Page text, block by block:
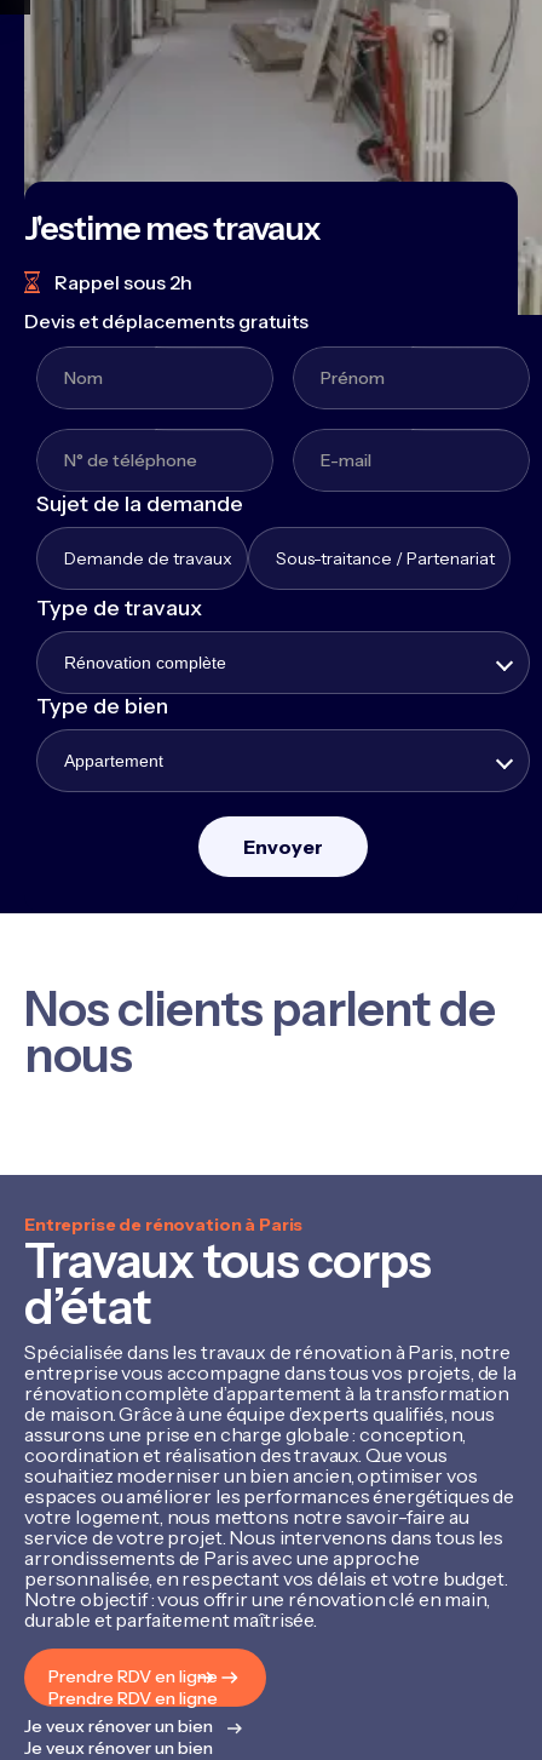
J'estime mes travaux
Rappel sous 2h
Devis et déplacements gratuits
Sujet de la demande
Demande de travaux Sous-traitance / Partenariat
Type de travaux
Rénovation complète
Type de bien
Appartement
Nos clients parlent de
nous
Entreprise de rénovation à Paris
Travaux tous corps
d’état
Spécialisée dans les travaux de rénovation à Paris, notre
entreprise vous accompagne dans tous vos projets, de la
rénovation complète d’appartement à la transformation
de maison. Grâce à une équipe d’experts qualifiés, nous
assurons une prise en charge globale : conception,
coordination et réalisation des travaux. Que vous
souhaitiez moderniser un bien ancien, optimiser vos
espaces ou améliorer les performances énergétiques de
votre logement, nous mettons notre savoir-faire au
service de votre projet. Nous intervenons dans tous les
arrondissements de Paris avec une approche
personnalisée, en respectant vos délais et votre budget.
Notre objectif : vous offrir une rénovation clé en main,
durable et parfaitement maîtrisée.
Prendre RDV en ligne
Prendre RDV en ligne
Je veux rénover un bien
Je veux rénover un bien